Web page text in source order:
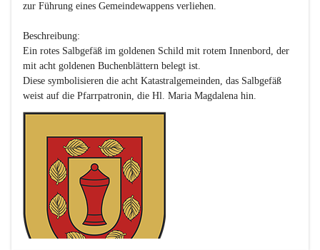
zur Führung eines Gemeindewappens verliehen.
Beschreibung:
Ein rotes Salbgefäß im goldenen Schild mit rotem Innenbord, der
mit acht goldenen Buchenblättern belegt ist.
Diese symbolisieren die acht Katastralgemeinden, das Salbgefäß